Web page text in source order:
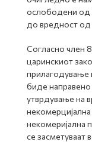
ослободени од
до вредност
Согласно член
царинскиот
прилагодување
биде
утврдување на
некомеријална
се засметуваат